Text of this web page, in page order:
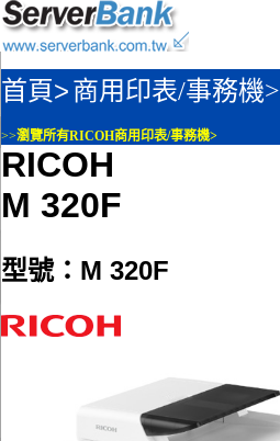
首頁>商用印表/事務機>
>>瀏覽所有RICOH商用印表/事務機>
RICOH
M 320F
型號：M 320F